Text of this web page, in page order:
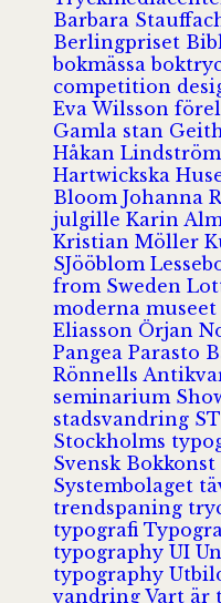
Barbara
Berlingpriset
bokmässa
competition
Eva Wilsson
Gamla stan
Håkan Lindström
Hartwickska
Bloom Johanna
julgille Karin
Kristian Möller
SJööblom
from Sweden
moderna museet
Eliasson Örjan
Pangea Parasto
Rönnells
seminarium
stadsvandring
Stockholms
Svensk Bokkonst
Systembolaget
trendspaning
typografi
typography UI
typography
vandring Vart är